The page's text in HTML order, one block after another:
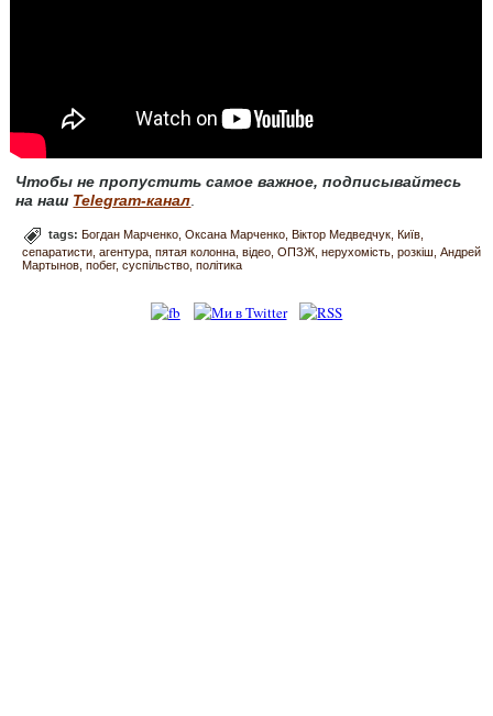
Чтобы не пропустить самое важное, подписывайтесь
на наш Telegram-канал
tags:Богдан Марченко Оксана Марченко Віктор Медведчук Київ
сепаратисти агентура пятая колонна відео ОПЗЖ нерухомість розкіш
Андрей
Мартынов побег суспільство політика